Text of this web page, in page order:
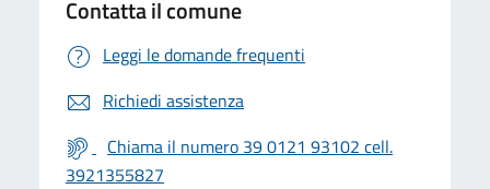
Contatta il comune
Leggi le domande frequenti
Richiedi assistenza
Chiama il numero 39 0121 93102 cell.
3921355827